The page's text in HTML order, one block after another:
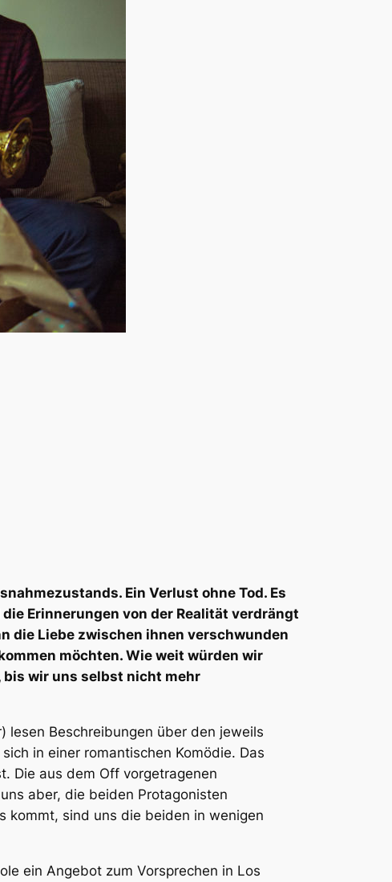
Ein Verlust ohne Tod. Es
Erinnerungen von der Realität verdrängt
die Liebe zwischen ihnen verschwunden
möchten. Wie weit würden wir
bis wir uns selbst nicht mehr
lesen Beschreibungen über den jeweils
in einer romantischen Komödie. Das
Die aus dem Off vorgetragenen
aber, die beiden Protagonisten
kommt, sind uns die beiden in wenigen
ein Angebot zum Vorsprechen in Los